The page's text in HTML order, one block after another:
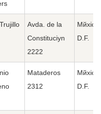
Avda. de la
Constituciуn
2222
Mйxico
D.F.
Mataderos
2312
Mйxico
D.F.